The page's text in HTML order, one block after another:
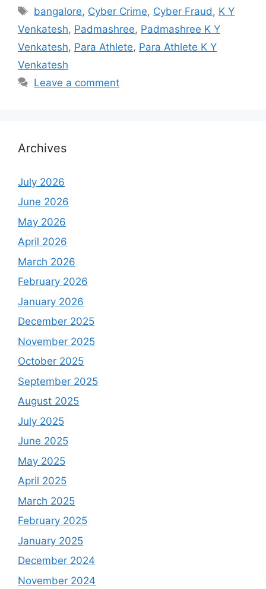
Tags
bangalore, Cyber Crime, Cyber Fraud , K Y
Venkatesh, Padmashree, Padmashree K Y
Venkatesh, Para Athlete, Para Athlete K Y
Venkatesh
Leave a comment
Archives
July 2026
June 2026
May 2026
April 2026
March 2026
February 2026
January 2026
December 2025
November 2025
October 2025
September 2025
August 2025
July 2025
June 2025
May 2025
April 2025
March 2025
February 2025
January 2025
December 2024
November 2024